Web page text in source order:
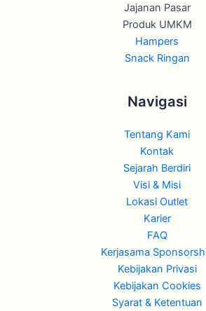
Jajanan Pasar
Produk UMKM
Hampers
Snack Ringan
Navigasi
Tentang Kami
Kontak
Sejarah Berdiri
Visi & Misi
Lokasi Outlet
Karier
FAQ
Kerjasama
Kebijakan Privasi
Kebijakan Cookies
Syarat & Ketentuan